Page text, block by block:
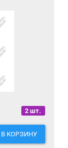
2 шт.
В КОРЗИНУ